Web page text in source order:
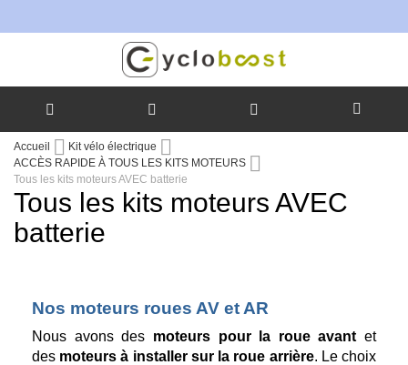
Allez
au
contenu
Accueil
Kit vélo électrique
ACCÈS RAPIDE À TOUS LES KITS MOTEURS
Tous les kits moteurs AVEC batterie
Tous les kits moteurs AVEC
batterie
Nos moteurs roues AV et AR
Nous avons des moteurs pour la roue avant et
des moteurs à installer sur la roue arrière. Le choix